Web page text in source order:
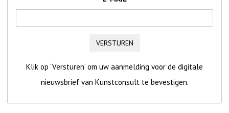
VERSTUREN
Klik op ‘Versturen’ om uw aanmelding voor de digitale
nieuwsbrief van Kunstconsult te bevestigen.